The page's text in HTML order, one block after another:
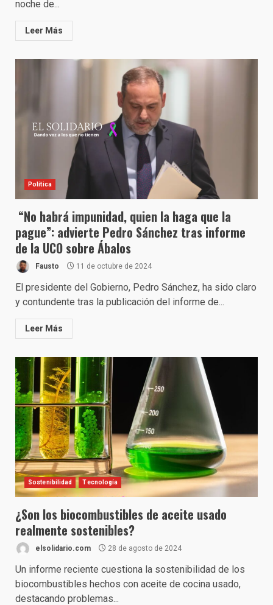
noche de...
Leer Más
Política
“No habrá impunidad, quien la haga que la
pague”: advierte Pedro Sánchez tras informe
de la UCO sobre Ábalos
Fausto 11 de octubre de 2024
El presidente del Gobierno, Pedro Sánchez, ha sido claro
y contundente tras la publicación del informe de...
Leer Más
Sostenibilidad Tecnología
¿Son los biocombustibles de aceite usado
realmente sostenibles?
elsolidario.com 28 de agosto de 2024
Un informe reciente cuestiona la sostenibilidad de los
biocombustibles hechos con aceite de cocina usado,
destacando problemas...